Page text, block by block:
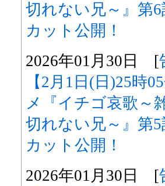
切れない兄～』第
カット公開！
2026年01月30日 [
【2月1日(日)25時
メ『イチゴ哀歌～
切れない兄～』第
カット公開！
2026年01月30日 [